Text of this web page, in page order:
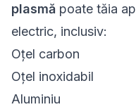
plasmă poate tăia
electric, inclusiv:
Oțel carbon
Oțel inoxidabil
Aluminiu